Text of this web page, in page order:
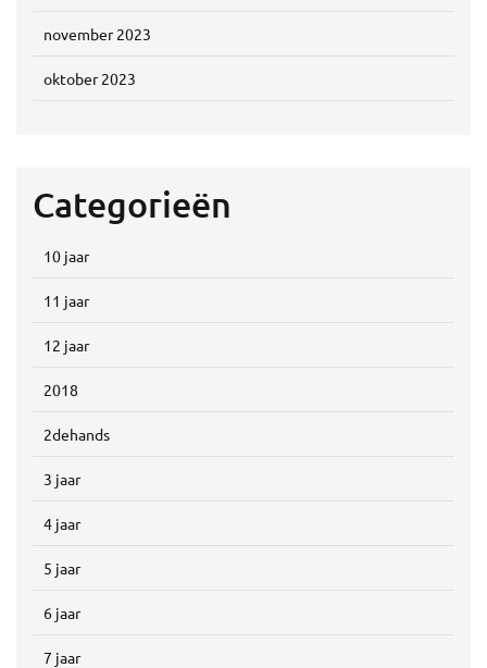
november 2023
oktober 2023
Categorieën
10 jaar
11 jaar
12 jaar
2018
2dehands
3 jaar
4 jaar
5 jaar
6 jaar
7 jaar